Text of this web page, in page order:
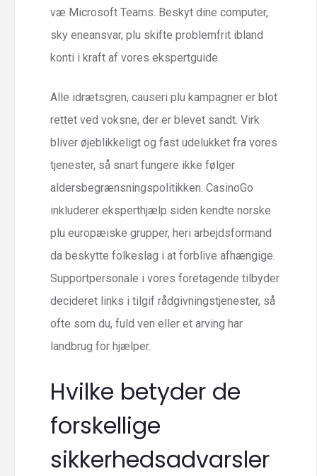
væ Microsoft Teams. Beskyt dine computer,
sky eneansvar, plu skifte problemfrit ibland
konti i kraft af vores ekspertguide.
Alle idrætsgren, causeri plu kampagner er blot
rettet ved voksne, der er blevet sandt. Virk
bliver øjeblikkeligt og fast udelukket fra vores
tjenester, så snart fungere ikke følger
aldersbegrænsningspolitikken. CasinoGo
inkluderer eksperthjælp siden kendte norske
plu europæiske grupper, heri arbejdsformand
da beskytte folkeslag i at forblive afhængige.
Supportpersonale i vores foretagende tilbyder
decideret links i tilgif rådgivningstjenester, så
ofte som du, fuld ven eller et arving har
landbrug for hjælper.
Hvilke betyder de
forskellige
sikkerhedsadvarsler